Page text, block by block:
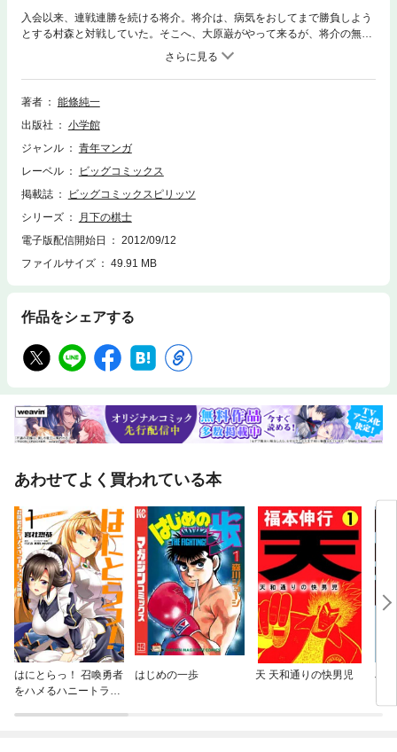
入会以来、連戦連勝を続ける将介。将介は、病気をおしてまで勝負しよう
とする村森と対戦していた。そこへ、大原巌がやって来るが、将介の無礼
著者
能條純一
出版社
小学館
ジャンル
青年マンガ
レーベル
ビッグコミックス
掲載誌
ビッグコミックスピリッツ
シリーズ
月下の棋士
電子版配信開始日
2012/09/12
ファイルサイズ
49.91 MB
作品をシェアする
あわせてよく買われている本
はにとらっ！ 召喚勇者
をハメるハニートラッ
はじめの一歩 天 天和通りの快男児